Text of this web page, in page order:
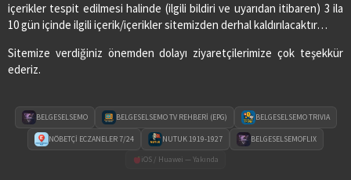
içerikler tespit edilmesi halinde (ilgili bildiri ve uyarıdan itibaren) 3 ila
10 gün içinde ilgili içerik/içerikler sitemizden derhal kaldırılacaktır…
Sitemize verdiğiniz önemden dolayı ziyaretçilerimize çok teşekkür
ederiz.
BELGESELSEMO BELGESELSEMO TV REHBERİ (EPG) BELGESELSEMO TRIVIA
NÖBETÇİ ECZANELER 7/24 NUTUK 1919-1927
BELGESELSEMOFLIX
iOS / Huawei — Yakında